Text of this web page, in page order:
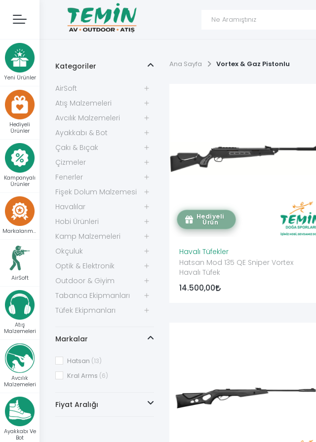
Yeni Ürünler
Hediyeli
Ürünler
Kampanyalı
Ürünler
AirSoft
Atış
Malzemeleri
Avcılık
Malzemeleri
Ayakkabı Ve
Bot
Kategoriler
AirSoft
Atış Malzemeleri
Avcılık Malzemeleri
Ayakkabı & Bot
Çakı & Bıçak
Çizmeler
Fenerler
Fişek Dolum Malzemesi
Havalılar
Hobi Ürünleri
Kamp Malzemeleri
Okçuluk
Optik & Elektronik
Outdoor & Giyim
Tabanca Ekipmanları
Tüfek Ekipmanları
Markalar
Hatsan (13)
Kral Arms (6)
Fiyat Aralığı
Ana Sayfa Vortex & Gaz Pistonlu
Hediyeli
Ürün
Havalı Tüfekler
Hatsan Mod 135 QE Sniper Vortex
Havalı Tüfek
14.500,00